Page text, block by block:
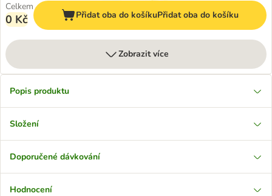
Celkem
0 Kč Přidat oba do košíkuPřidat oba do košíku
Zobrazit více
Popis produktu
Složení
Doporučené dávkování
Hodnocení